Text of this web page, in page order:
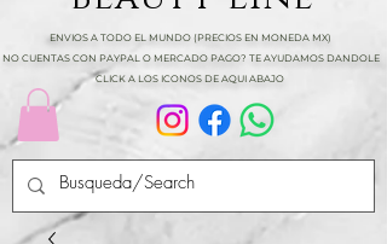
ENVIOS A TODO EL MUNDO (PRECIOS EN MONEDA MX)
NO CUENTAS CON PAYPAL O MERCADO PAGO? TE AYUDAMOS DANDOLE
CLICK A LOS ICONOS DE AQUI ABAJO